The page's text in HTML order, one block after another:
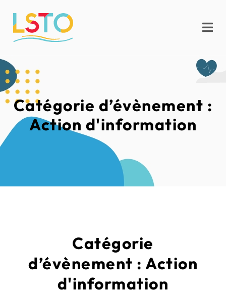
Catégorie d’évènement :
Action d'information
Catégorie
d’évènement : Action
d'information